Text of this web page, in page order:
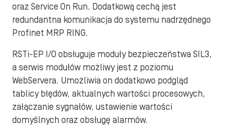
oraz Service On Run. Dodatkową cechą jest
redundantna komunikacja do systemu nadrzędnego
Profinet MRP RING.
RSTi-EP I/O obsługuje moduły bezpieczeństwa SIL3,
a serwis modułów możliwy jest z poziomu
WebServera. Umożliwia on dodatkowo podgląd
tablicy błędów, aktualnych wartości procesowych,
załączanie sygnałów, ustawienie wartości
domyślnych oraz obsługę alarmów.